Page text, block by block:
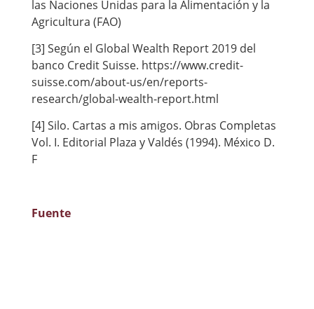
las Naciones Unidas para la Alimentación y la
Agricultura (FAO)
[3] Según el Global Wealth Report 2019 del
banco Credit Suisse. https://www.credit-
suisse.com/about-us/en/reports-
research/global-wealth-report.html
[4] Silo. Cartas a mis amigos. Obras Completas
Vol. I. Editorial Plaza y Valdés (1994). México D.
F
Fuente